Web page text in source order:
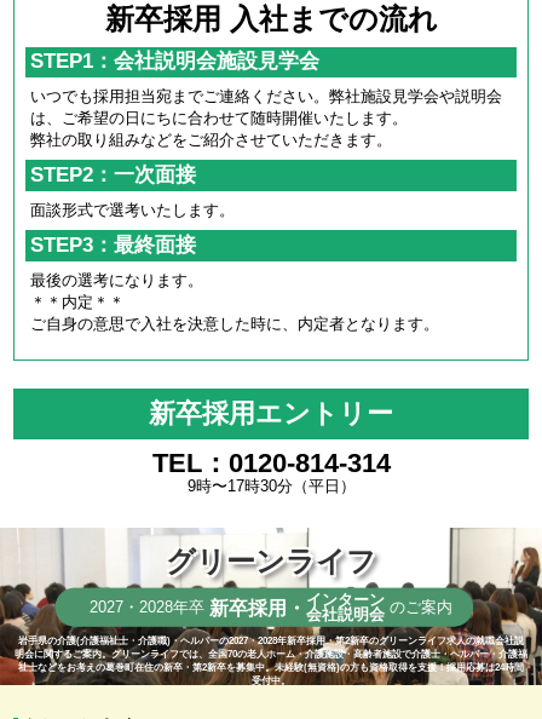
新卒採用 入社までの流れ
STEP1：会社説明会施設見学会
いつでも採用担当宛までご連絡ください。弊社施設見学会や説明会
は、ご希望の日にちに合わせて随時開催いたします。
弊社の取り組みなどをご紹介させていただきます。
STEP2：一次面接
面談形式で選考いたします。
STEP3：最終面接
最後の選考になります。
＊＊内定＊＊
ご自身の意思で入社を決意した時に、内定者となります。
新卒採用エントリー
TEL：0120-814-314
9時〜17時30分（平日）
グリーンライフ
2027・2028年卒 新卒採用・ インターン
会社説明会 のご案内
岩手県の介護(介護福祉士・介護職)・ヘルパーの2027・2028年新卒採用・第2新卒のグリーンライフ求人の就職会社説
明会に関するご案内。グリーンライフでは、全国70の老人ホーム・介護施設・高齢者施設で介護士・ヘルパー・介護福
祉士などをお考えの葛巻町在住の新卒・第2新卒を募集中。未経験(無資格)の方も資格取得を支援！採用応募は24時間
受付中。